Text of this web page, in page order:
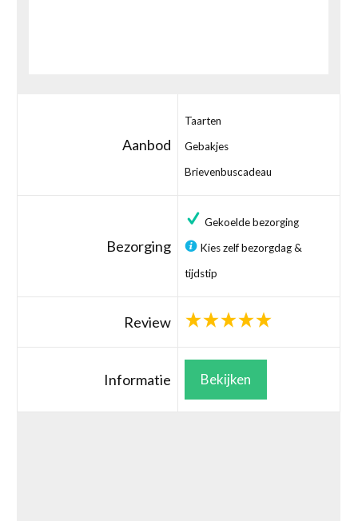
Aanbod
Taarten
Gebakjes
Brievenbuscadeau
Bezorging
Gekoelde bezorging
Kies zelf bezorgdag &
tijdstip
Review
Informatie Bekijken